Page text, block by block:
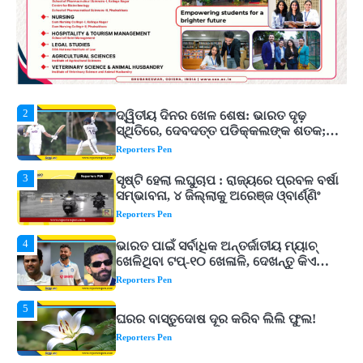
ଜାଣନ୍ତୁ ଭାରତର ଟପ୍‌ ହଣ୍ଟେଡ୍‌ ପ୍ଲେସ୍‌
Reporters Pen
2
ଦ୍ୱିତୀୟ ଦିନର ଖେଳ ଶେଷ: ଭାରତ ଦୃଢ଼
ସ୍ଥିତିରେ, ଦେବଦତ୍ତ ପଡିକ୍କଲଙ୍କ ଶତକ;
3
ସୃଷ୍ଟି ହେଲା ଲଘୁଚାପ : ରାଜ୍ୟରେ ପ୍ରବଳ ବର୍ଷା
ସମ୍ଭାବନା, ୪ ଜିଲ୍ଲାକୁ ଅରେଞ୍ଜ ଓ୍ବାର୍ଣ୍ଣିଂ
4
ଭାରତ ପାଇଁ ସର୍ବାଧିକ ଅନ୍ତର୍ଜାତୀୟ ମ୍ୟାଚ୍
ଖେଳିଥିବା ଟପ୍-୧୦ ଖେଳାଳି, ଦେଖନ୍ତୁ କିଏ
5
ଘରର ବାସ୍ତୁଦୋଷ ଦୂର କରିବ ଲିଲି ଫୁଲ!
Reporters Pen
1
ଭୂତିଆ ସ୍ଥାନକୁ ଯିବାକୁ ଇଚ୍ଛା କରୁଛନ୍ତି କି?
ଜାଣନ୍ତୁ ଭାରତର ଟପ୍‌ ହଣ୍ଟେଡ୍‌ ପ୍ଲେସ୍‌